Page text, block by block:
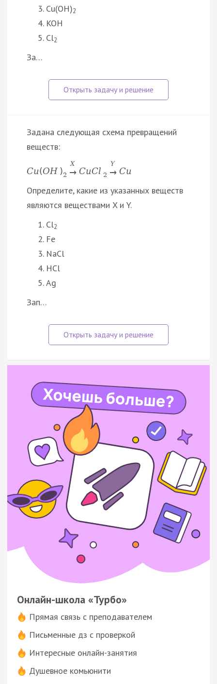
Cu(OH)2
KOH
Cl2
За…
Задана следующая схема превращений
веществ:
Cu(OH )2
X
→ CuCl 2
Y
→ Cu
Определите, какие из указанных веществ
являются веществами X и Y.
Cl2
Fe
NaCl
HCl
Ag
Зап…
Онлайн-школа «Турбо»
Прямая связь с преподавателем
Письменные дз с проверкой
Интересные онлайн-занятия
Душевное комьюнити